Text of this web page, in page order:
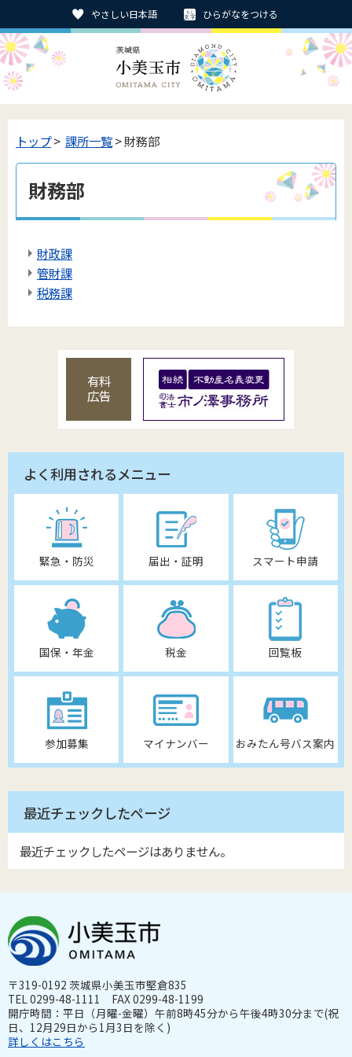
やさしい日本語 ひらがなをつける
トップ> 課所一覧> 財務部
財務部
財政課
管財課
税務課
有料
広告
よく利用されるメニュー
緊急・防災 届出・証明 スマート申請
国保・年金 税金 回覧板
参加募集 マイナンバー おみたん号バス案内
最近チェックしたページ
最近チェックしたページはありません。
〒319-0192 茨城県小美玉市堅倉835
TEL 0299-48-1111 FAX 0299-48-1199
開庁時間：平日（月曜-金曜）午前8時45分から午後4時30分まで(祝
日、12月29日から1月3日を除く)
詳しくはこちら